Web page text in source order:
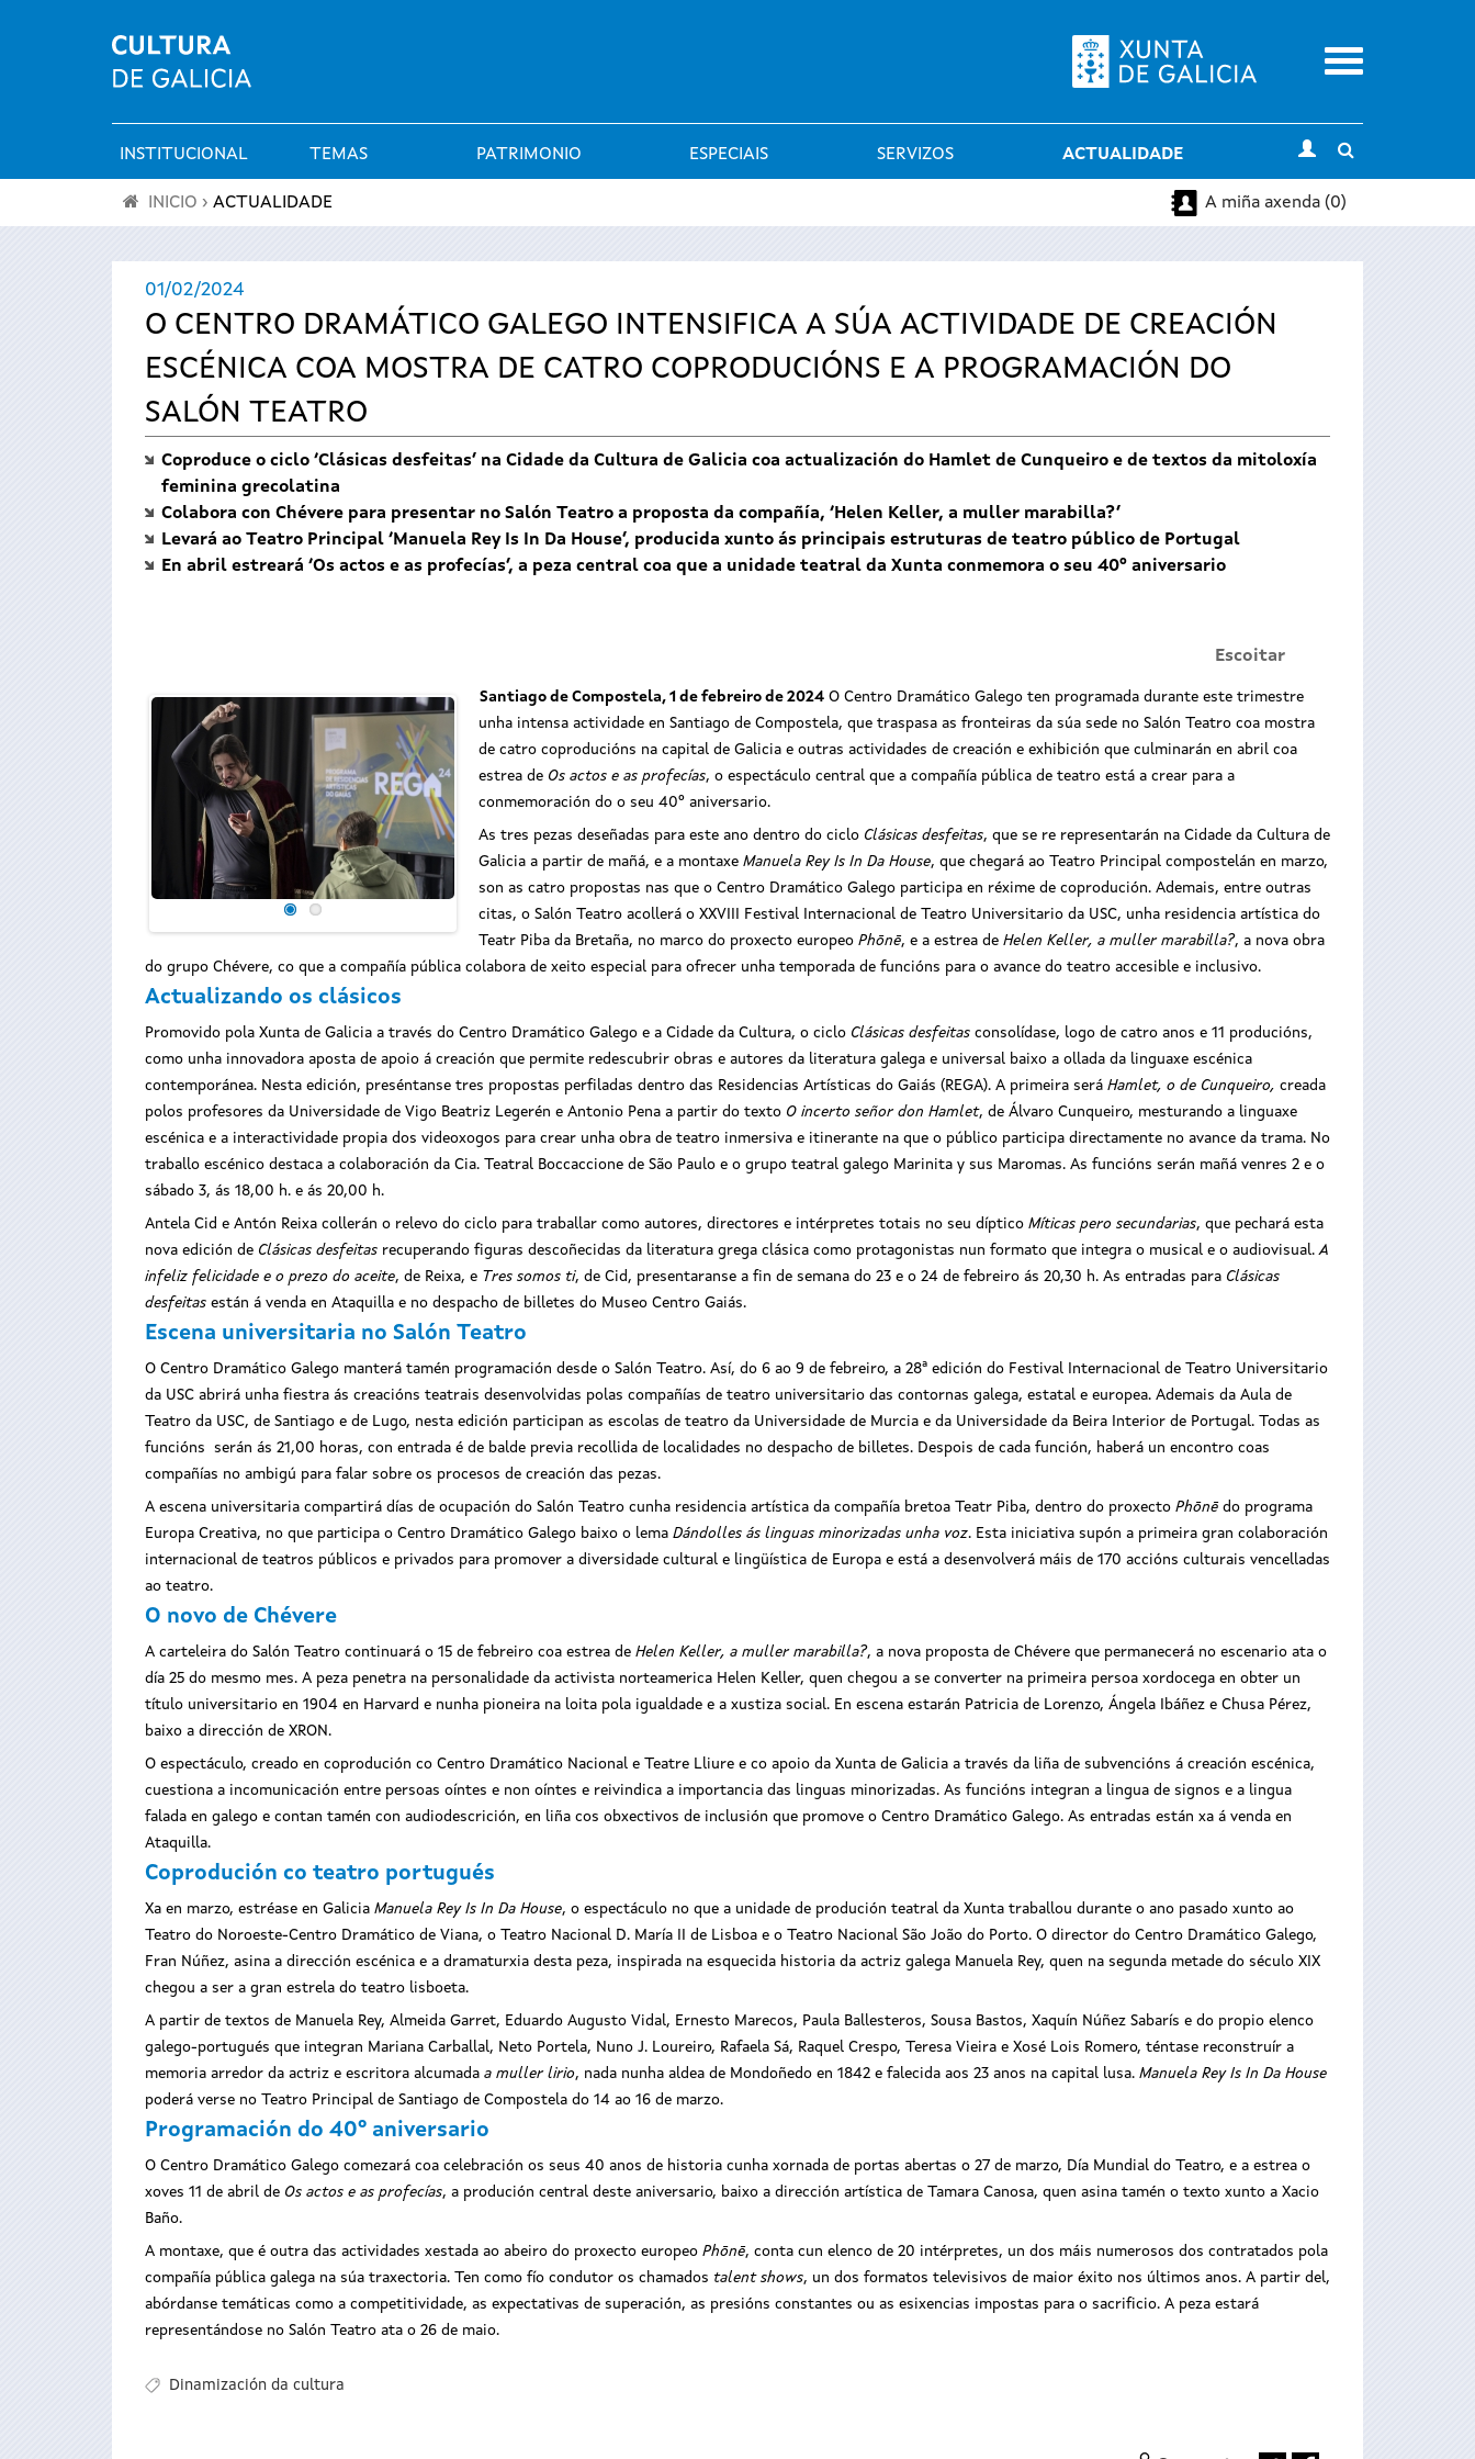
Menu
Menú
principal
INSTITUCIONAL TEMAS PATRIMONIO ESPECIAIS SERVIZOS ACTUALIDADE
search
está
INICIO › ACTUALIDADE A miña axenda (0)
01/02/2024
O CENTRO DRAMÁTICO GALEGO INTENSIFICA A SÚA ACTIVIDADE DE CREACIÓN
ESCÉNICA COA MOSTRA DE CATRO COPRODUCIÓNS E A PROGRAMACIÓN DO
SALÓN TEATRO
Coproduce o ciclo ‘Clásicas desfeitas’ na Cidade da Cultura de Galicia coa actualización do Hamlet de Cunqueiro e de textos da mitoloxía
feminina grecolatina
Colabora con Chévere para presentar no Salón Teatro a proposta da compañía, ‘Helen Keller, a muller marabilla?’
Levará ao Teatro Principal ‘Manuela Rey Is In Da House’, producida xunto ás principais estruturas de teatro público de Portugal
En abril estreará ‘Os actos e as profecías’, a peza central coa que a unidade teatral da Xunta conmemora o seu 40º aniversario
Escoitar
Santiago de Compostela, 1 de febreiro de 2024 O Centro Dramático Galego ten programada durante este trimestre
unha intensa actividade en Santiago de Compostela, que traspasa as fronteiras da súa sede no Salón Teatro coa mostra
de catro coproducións na capital de Galicia e outras actividades de creación e exhibición que culminarán en abril coa
estrea de Os actos e as profecías, o espectáculo central que a compañía pública de teatro está a crear para a
conmemoración do o seu 40º aniversario.
As tres pezas deseñadas para este ano dentro do ciclo Clásicas desfeitas, que se re representarán na Cidade da Cultura de
Galicia a partir de mañá, e a montaxe Manuela Rey Is In Da House, que chegará ao Teatro Principal compostelán en marzo,
son as catro propostas nas que o Centro Dramático Galego participa en réxime de coprodución. Ademais, entre outras
citas, o Salón Teatro acollerá o XXVIII Festival Internacional de Teatro Universitario da USC, unha residencia artística do
Teatr Piba da Bretaña, no marco do proxecto europeo Phōnē, e a estrea de Helen Keller, a muller marabilla?, a nova obra
do grupo Chévere, co que a compañía pública colabora de xeito especial para ofrecer unha temporada de funcións para o avance do teatro accesible e inclusivo.
Actualizando os clásicos
Promovido pola Xunta de Galicia a través do Centro Dramático Galego e a Cidade da Cultura, o ciclo Clásicas desfeitas consolídase, logo de catro anos e 11 producións,
como unha innovadora aposta de apoio á creación que permite redescubrir obras e autores da literatura galega e universal baixo a ollada da linguaxe escénica
contemporánea. Nesta edición, preséntanse tres propostas perfiladas dentro das Residencias Artísticas do Gaiás (REGA). A primeira será Hamlet, o de Cunqueiro, creada
polos profesores da Universidade de Vigo Beatriz Legerén e Antonio Pena a partir do texto O incerto señor don Hamlet, de Álvaro Cunqueiro, mesturando a linguaxe
escénica e a interactividade propia dos videoxogos para crear unha obra de teatro inmersiva e itinerante na que o público participa directamente no avance da trama. No
traballo escénico destaca a colaboración da Cia. Teatral Boccaccione de São Paulo e o grupo teatral galego Marinita y sus Maromas. As funcións serán mañá venres 2 e o
sábado 3, ás 18,00 h. e ás 20,00 h.
Antela Cid e Antón Reixa collerán o relevo do ciclo para traballar como autores, directores e intérpretes totais no seu díptico Míticas pero secundarias, que pechará esta
nova edición de Clásicas desfeitas recuperando figuras descoñecidas da literatura grega clásica como protagonistas nun formato que integra o musical e o audiovisual.A
infeliz felicidade e o prezo do aceite, de Reixa, e Tres somos ti, de Cid, presentaranse a fin de semana do 23 e o 24 de febreiro ás 20,30 h. As entradas para Clásicas
desfeitas están á venda en Ataquilla e no despacho de billetes do Museo Centro Gaiás.
Escena universitaria no Salón Teatro
O Centro Dramático Galego manterá tamén programación desde o Salón Teatro. Así, do 6 ao 9 de febreiro, a 28ª edición do Festival Internacional de Teatro Universitario
da USC abrirá unha fiestra ás creacións teatrais desenvolvidas polas compañías de teatro universitario das contornas galega, estatal e europea. Ademais da Aula de
Teatro da USC, de Santiago e de Lugo, nesta edición participan as escolas de teatro da Universidade de Murcia e da Universidade da Beira Interior de Portugal. Todas as
funcións serán ás 21,00 horas, con entrada é de balde previa recollida de localidades no despacho de billetes. Despois de cada función, haberá un encontro coas
compañías no ambigú para falar sobre os procesos de creación das pezas.
A escena universitaria compartirá días de ocupación do Salón Teatro cunha residencia artística da compañía bretoa Teatr Piba, dentro do proxecto Phōnē do programa
Europa Creativa, no que participa o Centro Dramático Galego baixo o lema Dándolles ás linguas minorizadas unha voz. Esta iniciativa supón a primeira gran colaboración
internacional de teatros públicos e privados para promover a diversidade cultural e lingüística de Europa e está a desenvolverá máis de 170 accións culturais vencelladas
ao teatro.
O novo de Chévere
A carteleira do Salón Teatro continuará o 15 de febreiro coa estrea de Helen Keller, a muller marabilla?, a nova proposta de Chévere que permanecerá no escenario ata o
día 25 do mesmo mes. A peza penetra na personalidade da activista norteamerica Helen Keller, quen chegou a se converter na primeira persoa xordocega en obter un
título universitario en 1904 en Harvard e nunha pioneira na loita pola igualdade e a xustiza social. En escena estarán Patricia de Lorenzo, Ángela Ibáñez e Chusa Pérez,
baixo a dirección de XRON.
O espectáculo, creado en coprodución co Centro Dramático Nacional e Teatre Lliure e co apoio da Xunta de Galicia a través da liña de subvencións á creación escénica,
cuestiona a incomunicación entre persoas oíntes e non oíntes e reivindica a importancia das linguas minorizadas. As funcións integran a lingua de signos e a lingua
falada en galego e contan tamén con audiodescrición, en liña cos obxectivos de inclusión que promove o Centro Dramático Galego. As entradas están xa á venda en
Ataquilla.
Coprodución co teatro portugués
Xa en marzo, estréase en Galicia Manuela Rey Is In Da House, o espectáculo no que a unidade de produción teatral da Xunta traballou durante o ano pasado xunto ao
Teatro do Noroeste-Centro Dramático de Viana, o Teatro Nacional D. María II de Lisboa e o Teatro Nacional São João do Porto. O director do Centro Dramático Galego,
Fran Núñez, asina a dirección escénica e a dramaturxia desta peza, inspirada na esquecida historia da actriz galega Manuela Rey, quen na segunda metade do século XIX
chegou a ser a gran estrela do teatro lisboeta.
A partir de textos de Manuela Rey, Almeida Garret, Eduardo Augusto Vidal, Ernesto Marecos, Paula Ballesteros, Sousa Bastos, Xaquín Núñez Sabarís e do propio elenco
galego-portugués que integran Mariana Carballal, Neto Portela, Nuno J. Loureiro, Rafaela Sá, Raquel Crespo, Teresa Vieira e Xosé Lois Romero, téntase reconstruír a
memoria arredor da actriz e escritora alcumada a muller lirio, nada nunha aldea de Mondoñedo en 1842 e falecida aos 23 anos na capital lusa. Manuela Rey Is In Da House
poderá verse no Teatro Principal de Santiago de Compostela do 14 ao 16 de marzo.
Programación do 40º aniversario
O Centro Dramático Galego comezará coa celebración os seus 40 anos de historia cunha xornada de portas abertas o 27 de marzo, Día Mundial do Teatro, e a estrea o
xoves 11 de abril de Os actos e as profecías, a produción central deste aniversario, baixo a dirección artística de Tamara Canosa, quen asina tamén o texto xunto a Xacio
Baño.
A montaxe, que é outra das actividades xestada ao abeiro do proxecto europeo Phōnē, conta cun elenco de 20 intérpretes, un dos máis numerosos dos contratados pola
compañía pública galega na súa traxectoria. Ten como fío condutor os chamados talent shows, un dos formatos televisivos de maior éxito nos últimos anos. A partir del,
abórdanse temáticas como a competitividade, as expectativas de superación, as presións constantes ou as esixencias impostas para o sacrificio. A peza estará
representándose no Salón Teatro ata o 26 de maio.
Dinamización da cultura